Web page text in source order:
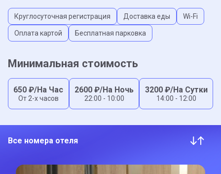
Круглосуточная регистрация Доставка еды Wi-Fi
Оплата картой Бесплатная парковка
Минимальная стоимость
650 ₽/На Час
От 2-x часов
2600 ₽/На Ночь
22:00 - 10:00
3200₽/На Сутки
14:00 - 12:00
Все номера отеля